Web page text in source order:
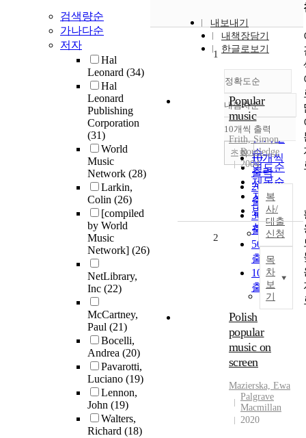
검색량순
가나다순
저자
Hal
Leonard (34)
Hal
Leonard
Publishing
Corporation
(31)
World
Music
Network (28)
Larkin,
Colin (26)
[compiled
by World
Music
Network] (26)
NetLibrary,
Inc (22)
McCartney,
Paul (21)
Bocelli,
Andrea (20)
Pavarotti,
Luciano (19)
Lennon,
John (19)
Walters,
Richard (18)
내보내기
내책장담기
한글로보기
정확도순
정확도
순
인기도
순
연도순
제목순
저자순
발행기
관순
내림차순
내림차순
10개씩 출력
10개씩
출력
20개씩
출력
30개씩
출력
50개씩
출력
100개씩
출력
조회
1
Popular
music
Frith, Simon
Routledge
2004
복
사/
대출
신청
목
차
보
기
2
Polish
popular
music on
screen
Mazierska, Ewa
Palgrave
Macmillan
2020